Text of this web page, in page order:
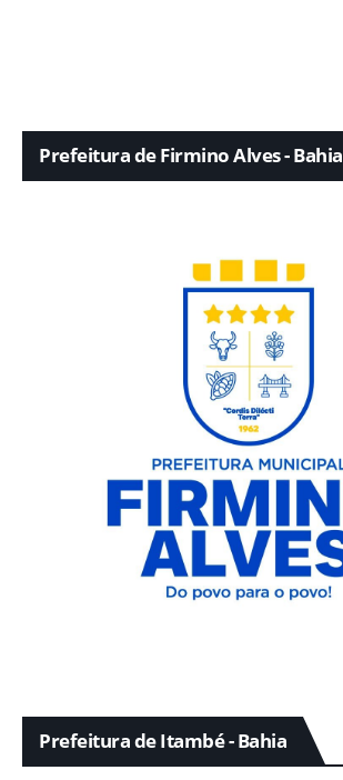
Prefeitura de Firmino Alves - Bahia
Prefeitura de Itambé - Bahia